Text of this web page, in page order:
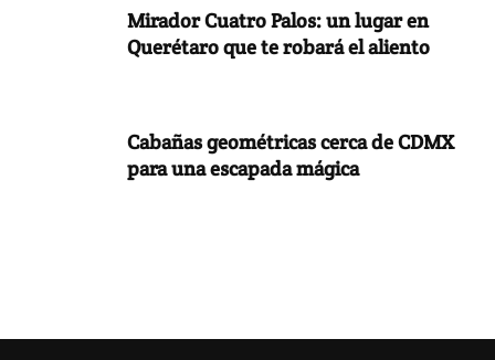
Mirador Cuatro Palos: un lugar en
Querétaro que te robará el aliento
Cabañas geométricas cerca de CDMX
para una escapada mágica